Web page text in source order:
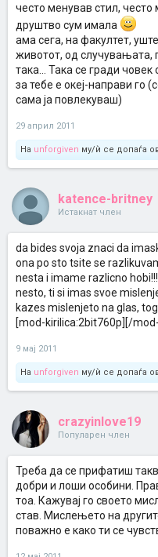
често менував стил,
друштво сум имала
ама сега, на факултет,
животот, од случувањата,
така... Така се гради
за тебе е океј-направи го
сама ја повлекуваш)
29 април 2011
На unforgiven му/ѝ се допаѓа
katence-britney
Истакнат член
da bides svoja znaci da
ona po sto tsite se
nesta i imame razlicno
nesto, ti si imas svoe
kazes mislenjeto na glas,
[mod-kirilica:2bit760p][/
9 мај 2011
На unforgiven му/ѝ се допаѓа
crazyinlove19
Популарен член
Треба да се прифатиш
добри и лоши особини.
тоа. Кажувај го своето
став. Мислењето на
поважно е како ти се